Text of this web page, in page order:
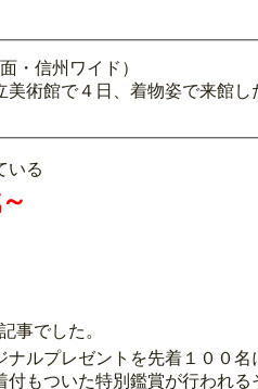
・信州ワイド）
術館で４日、着物姿で来館
いる
事でした。
ルプレゼントを先着１００名
もついた特別鑑賞が行われる